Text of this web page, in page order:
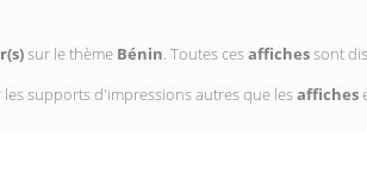
sur le thème Bénin. Toutes cesaffichessont
supports d'impressions autres que lesaffiches